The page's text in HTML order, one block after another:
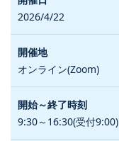
2026/4/22
オンライン(Zoom)
9:30～16:30(受付9:00)